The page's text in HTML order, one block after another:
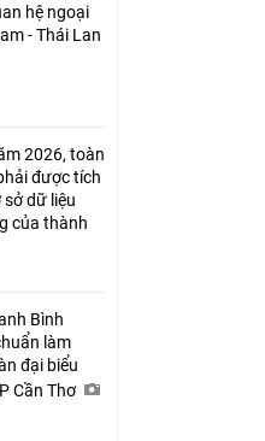
hệ ngoại
- Thái Lan
2026, toàn
được tích
sở dữ liệu
của thành
Bình
làm
đại biểu
Cần Thơ